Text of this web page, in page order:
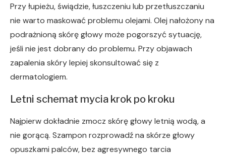
Przy łupieżu, świądzie, łuszczeniu lub przetłuszczaniu
nie warto maskować problemu olejami. Olej nałożony na
podrażnioną skórę głowy może pogorszyć sytuację,
jeśli nie jest dobrany do problemu. Przy objawach
zapalenia skóry lepiej skonsultować się z
dermatologiem.
Letni schemat mycia krok po kroku
Najpierw dokładnie zmocz skórę głowy letnią wodą, a
nie gorącą. Szampon rozprowadź na skórze głowy
opuszkami palców, bez agresywnego tarcia